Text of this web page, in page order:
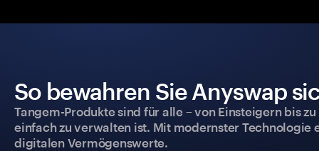
So bewahren Sie Anyswap
Tangem-Produkte sind für alle – von Einsteigern bis
einfach zu verwalten ist. Mit modernster
digitalen Vermögenswerte.